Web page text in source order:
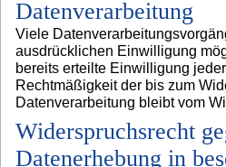
Datenverarbeitung
Viele
ausdrücklichen Einwilligung
bereits erteilte Einwilligung
Rechtmäßigkeit der bis zum
Datenverarbeitung bleibt vom
Widerspruchsrecht
Datenerhebung in